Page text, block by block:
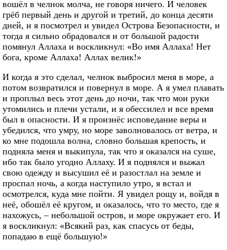
вошёл в челнок молча, не говоря ничего. И человек
грёб первый день и другой и третий, до конца десяти
дней, и я посмотрел и увидел Острова Безопасности, и
тогда я сильно обрадовался и от большой радости
помянул Аллаха и воскликнул: «Во имя Аллаха! Нет
бога, кроме Аллаха! Аллах велик!»
И когда я это сделал, челнок выбросил меня в море, а
потом возвратился и повернул в море. А я умел плавать
и проплыл весь этот день до ночи, так что мои руки
утомились и плечи устали, и я обессилел и все время
был в опасности. И я произнёс исповедание веры и
убедился, что умру, но море заволновалось от ветра, и
ко мне подошла волна, словно большая крепость, и
подняла меня и выкипула, так что я оказался на суше,
ибо так было угодно Аллаху. И я поднялся и выжал
свою одежду и высушил её и разостлал на земле и
проспал ночь, а когда наступило утро, я встал и
осмотрелся, куда мне пойти. Я увидел рощу и, войдя в
неё, обошёл её кругом, и оказалось, что то место, где я
нахожусь, – небольшой остров, и море окружает его. И
я воскликнул: «Всякий раз, как спасусь от беды,
попадаю в ещё большую!»